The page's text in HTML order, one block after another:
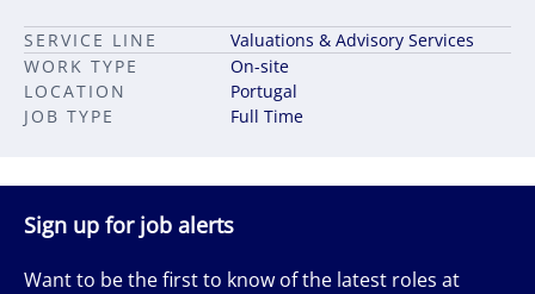
JOB TYPE Full Time
SERVICE LINE Valuations & Advisory Services
LOCATION Portugal
WORK TYPE On-site
Sign up for job alerts
Want to be the first to know of the latest roles at